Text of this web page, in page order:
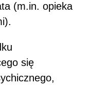
(m.in. opieka
się